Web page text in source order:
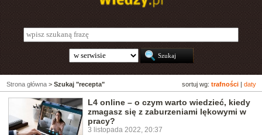
sortuj wg: trafności daty
Strona główna > Szukaj "recepta"
L4 online – o czym warto wiedzieć, kiedy
zmagasz się z zaburzeniami lękowymi w
pracy?
3 listopada 2022, 20:37